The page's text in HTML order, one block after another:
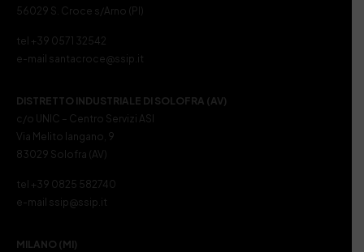
56029 S. Croce s/Arno (PI)
tel +39 0571 32542
e-mail santacroce@ssip.it
DISTRETTO INDUSTRIALE DI SOLOFRA (AV)
c/o UNIC – Centro Servizi ASI
Via Melito Iangano, 9
83029 Solofra (AV)
tel +39 0825 582740
e-mail ssip@ssip.it
MILANO (MI)